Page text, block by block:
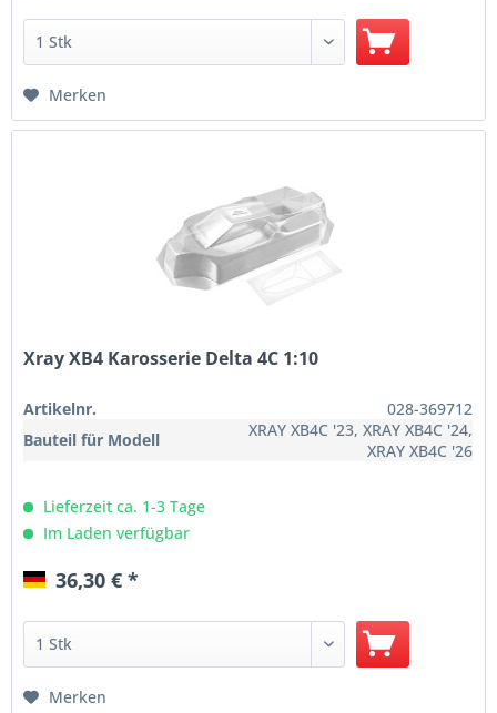
Merken
Xray XB4 Karosserie Delta 4C 1:10
Artikelnr.
028-369712
Bauteil für Modell
XRAY XB4C '23, XRAY XB4C '24,
XRAY XB4C '26
Lieferzeit ca. 1-3 Tage
Im Laden verfügbar
36,30 € *
Merken